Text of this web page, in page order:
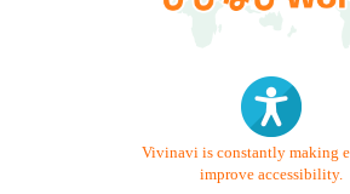
Vivinavi is constantly making
improve accessibility.